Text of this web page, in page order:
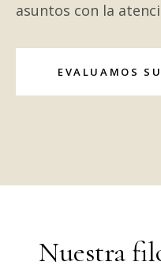
asuntos con la
EVALUAMOS
Nuestra